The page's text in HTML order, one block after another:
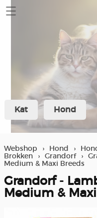
Mijn account
Verzending en retour
Winkel
Spaarprogramma
Kat Hond
Webshop › Hond ›
Brokken
› Grandorf ›
Medium & Maxi Breeds
Grandorf -
Medium &